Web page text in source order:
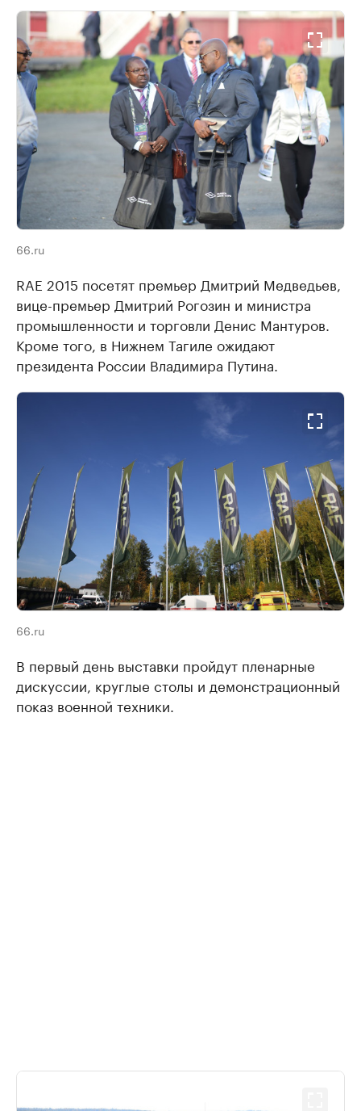
66.ru
RAE 2015 посетят премьер Дмитрий Медведьев,
вице-премьер Дмитрий Рогозин и министра
промышленности и торговли Денис Мантуров.
Кроме того, в Нижнем Тагиле ожидают
президента России Владимира Путина.
66.ru
В первый день выставки пройдут пленарные
дискуссии, круглые столы и демонстрационный
показ военной техники.